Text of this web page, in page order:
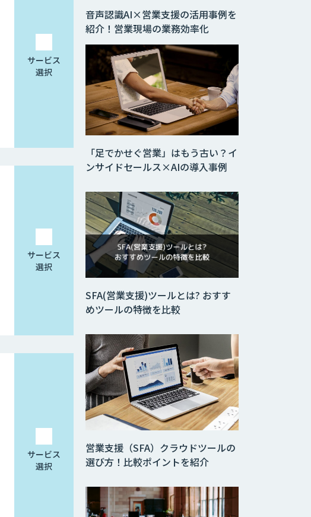
サービス
選択
サービス
選択
サービス
選択
「足でかせぐ営業」はもう古い？イ
ンサイドセールス×AIの導入事例
営業支援（SFA）クラウドツールの
選び方！比較ポイントを紹介
音声認識AI×営業支援の活用事例を
紹介！営業現場の業務効率化
SFA(営業支援)ツールとは? おすす
めツールの特徴を比較